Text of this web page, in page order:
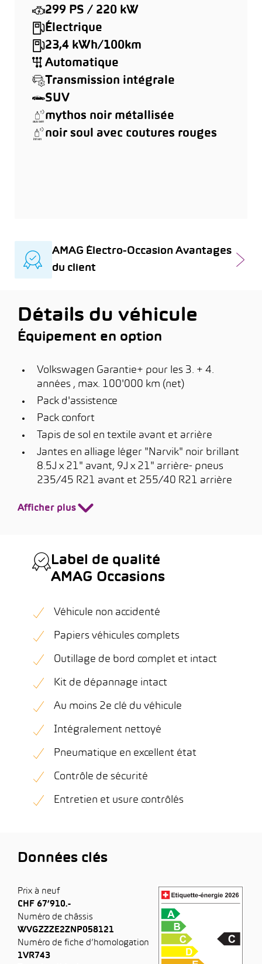
299 PS / 220 kW
Électrique
23,4 kWh/100km
Automatique
Transmission intégrale
SUV
mythos noir métallisée
noir soul avec coutures rouges
AMAG Électro-Occasion Avantages
du client
Détails du véhicule
Équipement en option
Volkswagen Garantie+ pour les 3. + 4.
années , max. 100'000 km (net)
Pack d'assistence
Pack confort
Tapis de sol en textile avant et arrière
Jantes en alliage léger "Narvik" noir brillant
8.5J x 21" avant, 9J x 21" arrière- pneus
235/45 R21 avant et 255/40 R21 arrière
Afficher plus
Label de qualité
AMAG Occasions
Véhicule non accidenté
Papiers véhicules complets
Outillage de bord complet et intact
Kit de dépannage intact
Au moins 2e clé du véhicule
Intégralement nettoyé
Pneumatique en excellent état
Contrôle de sécurité
Entretien et usure contrôlés
Données clés
Prix à neuf
CHF 67’910.-
Numéro de châssis
WVGZZZE2ZNP058121
Numéro de fiche d’homologation
1VR743